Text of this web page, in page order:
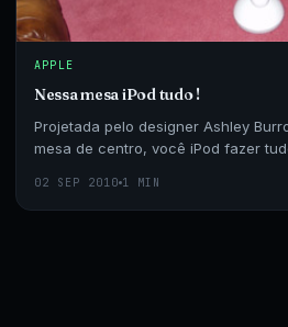
APPLE
Nessa mesa iPod tudo !
Projetada pelo designer Ashley
mesa de centro, você iPod fazer
02 SEP 2010 1 MIN